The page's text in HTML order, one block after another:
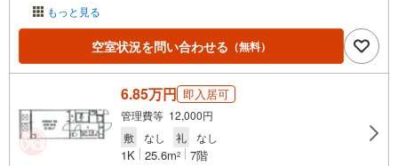
もっと見る
空室状況を問い合わせる （無料）
6.85万円 即入居可
管理費等 12,000円
敷
なし 礼 なし
1K 25.6m2 7階